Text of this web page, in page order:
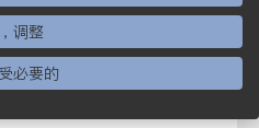
接器 适用于G1/4"上6毫
调整
必要的